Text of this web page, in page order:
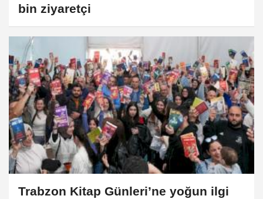
bin ziyaretçi
Trabzon Kitap Günleri’ne yoğun ilgi